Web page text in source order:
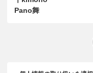
Pano舞